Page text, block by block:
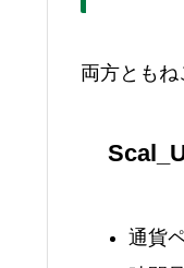
両方ともね
通貨